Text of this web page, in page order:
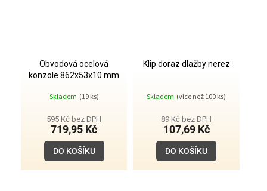
Obvodová ocelová
konzole 862x53x10 mm
Skladem (19 ks)
595 Kč bez DPH
719,95 Kč
DO KOŠÍKU
Klip doraz dlažby nerez
Skladem (více než 100 ks)
89 Kč bez DPH
107,69 Kč
DO KOŠÍKU